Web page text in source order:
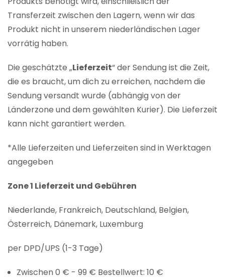
Transferzeit zwischen den Lagern, wenn wir das
Produkt nicht in unserem niederländischen Lager
vorrätig haben.
Die geschätzte „Lieferzeit“ der Sendung ist die Zeit,
die es braucht, um dich zu erreichen, nachdem die
Sendung versandt wurde (abhängig von der
Länderzone und dem gewählten Kurier). Die Lieferzeit
kann nicht garantiert werden.
*Alle Lieferzeiten und Lieferzeiten sind in Werktagen
angegeben
Zone 1 Lieferzeit und Gebühren
Niederlande, Frankreich, Deutschland, Belgien,
Österreich, Dänemark, Luxemburg
per DPD/UPS (1-3 Tage)
Zwischen 0 € - 99 € Bestellwert: 10 €